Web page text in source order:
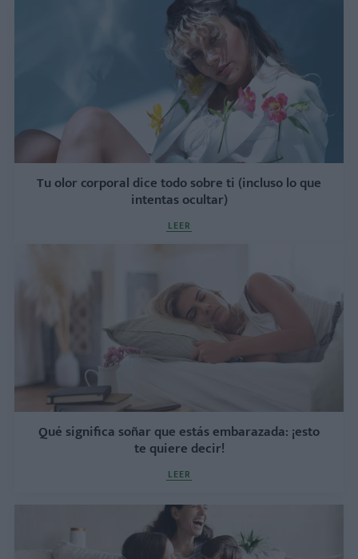
Tu olor corporal dice todo sobre ti (incluso lo que
intentas ocultar)
LEER
Qué significa soñar que estás embarazada: ¡esto
te quiere decir!
LEER